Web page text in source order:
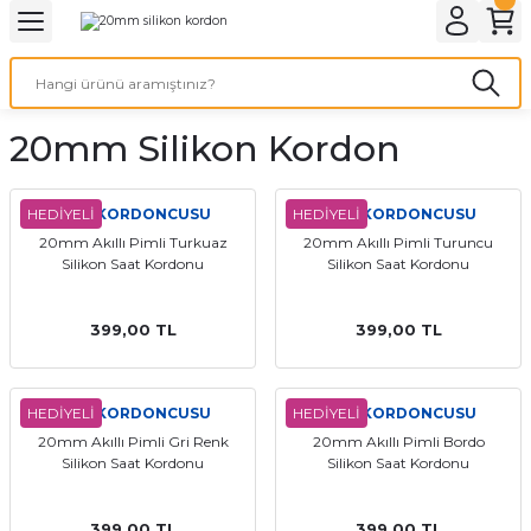
Geri Dön
& ELEKTİRİK AYDINLATMA & ELEKTRİK
AYDINLATMA
BİLGİSAYAR
OFİS MALZEMELERİ
Geri Dön
ve Cihaz Pilleri
ÇEŞİTLERİ
ÇEŞİTLERİ
ÇEŞİTLERİ
Geri Dön
Geri Dön
Kordon Çeşitleri
kordonları
Kordonları
Kordonu
saat kordonu
Kordonları
20mm Silikon Kordon
HEDİYELİ
SAATKORDONCUSU
20mm Akıllı Pimli Turkuaz
Silikon Saat Kordonu
399,00 TL
HEDİYELİ
SAATKORDONCUSU
20mm Akıllı Pimli Turuncu
Silikon Saat Kordonu
399,00 TL
HEDİYELİ
SAATKORDONCUSU
20mm Akıllı Pimli Gri Renk
Silikon Saat Kordonu
HEDİYELİ
SAATKORDONCUSU
20mm Akıllı Pimli Bordo
Silikon Saat Kordonu